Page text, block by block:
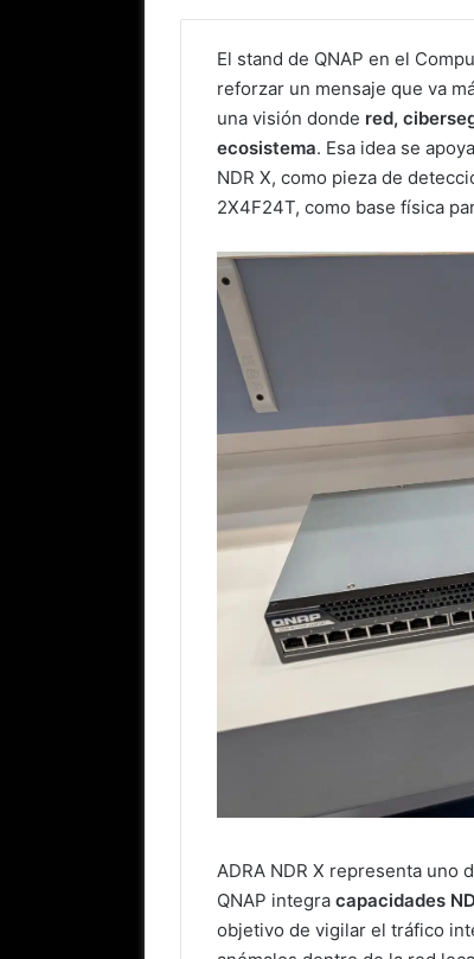
El stand de QNAP en el
reforzar un mensaje que va
una visión donde red,
ecosistema. Esa idea se
NDR X, como pieza de
2X4F24T, como base física
ADRA NDR X representa uno
QNAP integra capacidades
objetivo de vigilar el tráfico